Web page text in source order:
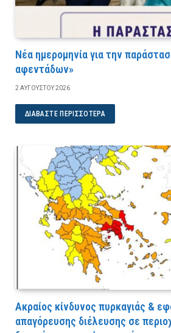
Νέα ημερομηνία για την
αφεντάδων»
2 ΑΥΓΟΎΣΤΟΥ 2026
ΔΙΑΒΆΣΤΕ ΠΕΡΙΣΣΌΤΕΡΑ
Ακραίος κίνδυνος πυρκαγιάς &
απαγόρευσης διέλευσης σε